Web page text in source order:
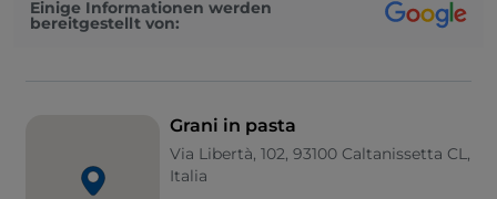
Einige Informationen werden
bereitgestellt von:
Grani in pasta
Via Libertà, 102, 93100 Caltanissetta CL,
Italia